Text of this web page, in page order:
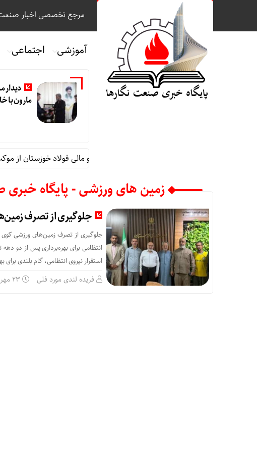
مرجع تخصصی اخبار
آموزشی اجتماعی
دیدار
مارون با
قائم مقام مدیرعامل در امور اداری و مالی فولاد خوزستان از
زمین های ورزشی - پایگاه خبری
جلوگیری از تصرف
جلوگیری از تصرف زمین‌های ورزشی کوی
انتظامی برای بهره‌برداری پس از دو
استقرار نیروی انتظامی، گام بلندی
فریده لندی مورد فلی ۲۳ مهر